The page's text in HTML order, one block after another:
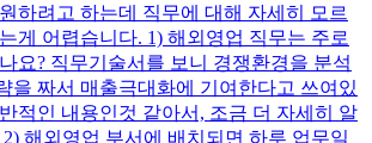
하려고 하는데 직무에 대해 자세히 모르
게 어렵습니다. 1) 해외영업 직무는 주로
요? 직무기술서를 보니 경쟁환경을 분석
을 짜서 매출극대화에 기여한다고 쓰여있
적인 내용인것 같아서, 조금 더 자세히 알
해외영업 부서에 배치되면 하루 업무일